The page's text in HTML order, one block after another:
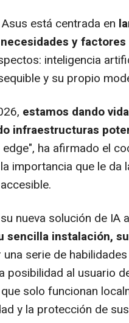
está centrada en
y
inteligencia
y su propio
estamos dando
infraestructuras
ha afirmado el
importancia que le da
nueva solución de IA
sencilla instalación,
una serie de
posibilidad al usuario
solo funcionan
y la protección de